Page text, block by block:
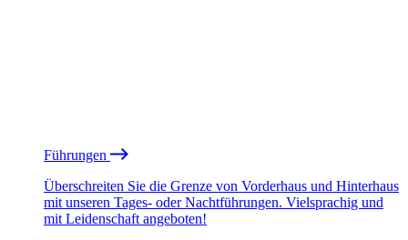
Führungen
Überschreiten Sie die Grenze von Vorderhaus und Hinterhaus
mit unseren Tages- oder Nachtführungen. Vielsprachig und
mit Leidenschaft angeboten!